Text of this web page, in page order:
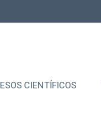
CIENTÍFICOS